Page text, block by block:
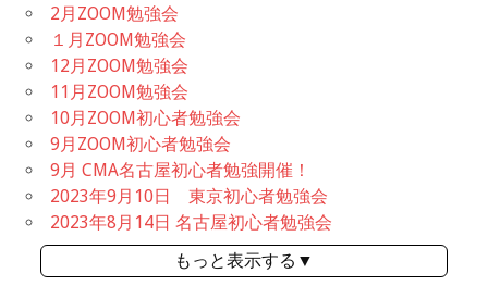
2月ZOOM勉強会
１月ZOOM勉強会
12月ZOOM勉強会
11月ZOOM勉強会
10月ZOOM初心者勉強会
9月ZOOM初心者勉強会
9月 CMA名古屋初心者勉強開催！
2023年9月10日 東京初心者勉強会
2023年8月14日 名古屋初心者勉強会
もっと表示する▼